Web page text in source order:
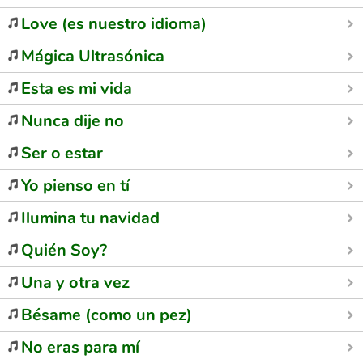
Love (es nuestro idioma)
Mágica Ultrasónica
Esta es mi vida
Nunca dije no
Ser o estar
Yo pienso en tí
Ilumina tu navidad
Quién Soy?
Una y otra vez
Bésame (como un pez)
No eras para mí